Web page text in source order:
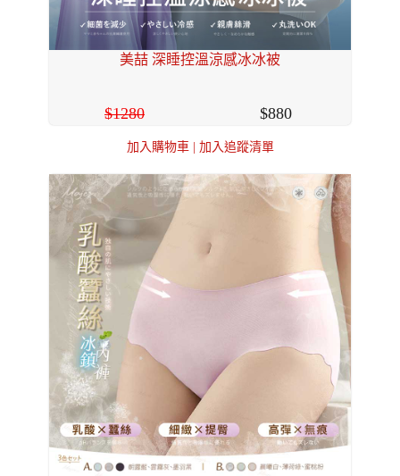
美喆 深睡控溫涼感冰冰被
1280 880
加入購物車 | 加入追蹤清單